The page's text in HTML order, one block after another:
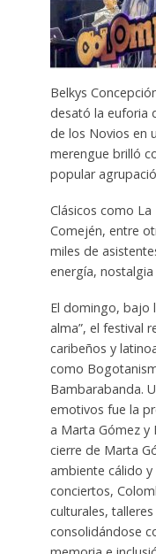
Belkys
desató la euforia
de los Novios en
merengue brilló
popular
Clásicos como La
Comején, entre
miles de
energía,
El domingo, bajo
alma”, el festival
caribeños y
como
Bambarabanda.
emotivos fue la
a Marta Gómez y
cierre de Marta
ambiente cálido
conciertos,
culturales,
consolidándose